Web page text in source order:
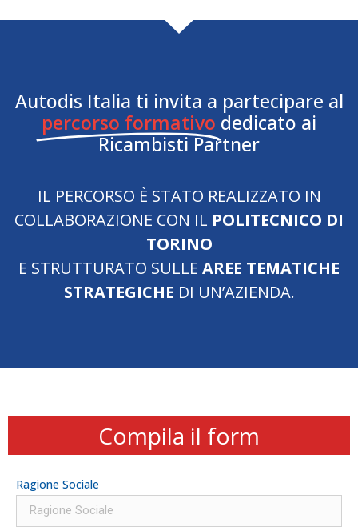
Autodis Italia ti invita a partecipare al
percorso formativo dedicato ai
Ricambisti Partner
IL PERCORSO È STATO REALIZZATO IN
COLLABORAZIONE CON IL POLITECNICO DI
TORINO
E STRUTTURATO SULLE AREE TEMATICHE
STRATEGICHE DI UN’AZIENDA.
Compila il form
Ragione Sociale